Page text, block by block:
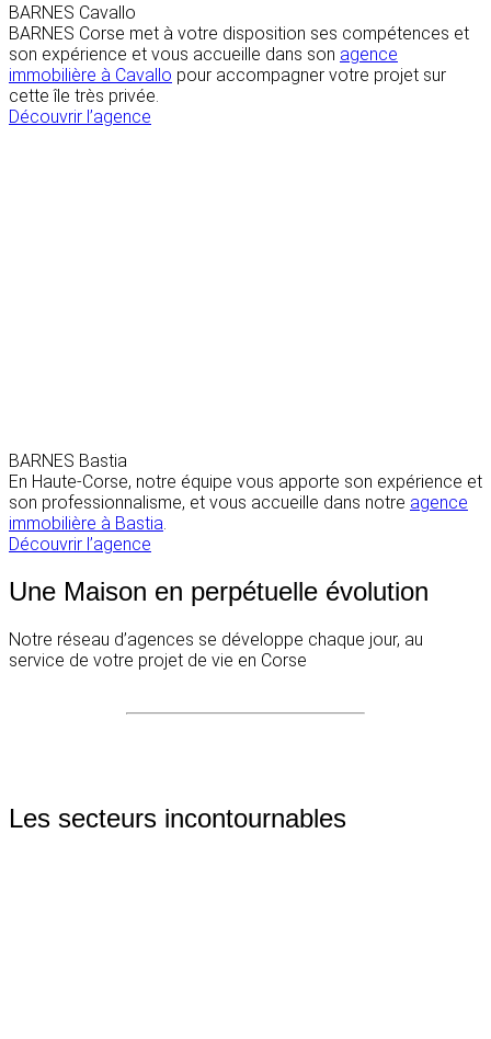
BARNES Cavallo
BARNES Corse met à votre disposition ses compétences et
son expérience et vous accueille dans son agence
immobilière à Cavallo pour accompagner votre projet sur
cette île très privée.
Découvrir l’agence
BARNES Bastia
En Haute-Corse, notre équipe vous apporte son expérience et
son professionnalisme, et vous accueille dans notre agence
immobilière à Bastia
Découvrir l’agence
Une Maison en perpétuelle évolution
Notre réseau d’agences se développe chaque jour, au
service de votre projet de vie en Corse
Les secteurs incontournables